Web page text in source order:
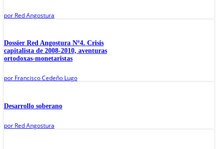
por Red Angostura
Dossier Red Angostura Nº4. Crisis
capitalista de 2008-2010, aventuras
ortodoxas-monetaristas
por Francisco Cedeño Lugo
Desarrollo soberano
por Red Angostura